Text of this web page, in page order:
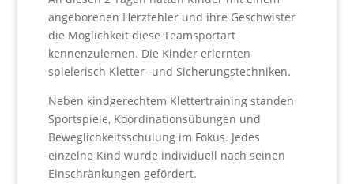
angeborenen Herzfehler und ihre Geschwister
die Möglichkeit diese Teamsportart
kennenzulernen. Die Kinder erlernten
spielerisch Kletter- und Sicherungstechniken.
Neben kindgerechtem Klettertraining standen
Sportspiele, Koordinationsübungen und
Beweglichkeitsschulung im Fokus. Jedes
einzelne Kind wurde individuell nach seinen
Einschränkungen gefördert.